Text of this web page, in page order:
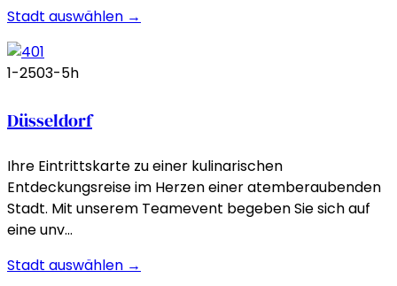
Stadt auswählen →
1-2503-5h
Düsseldorf
Ihre Eintrittskarte zu einer kulinarischen
Entdeckungsreise im Herzen einer atemberaubenden
Stadt. Mit unserem Teamevent begeben Sie sich auf
eine unv…
Stadt auswählen →